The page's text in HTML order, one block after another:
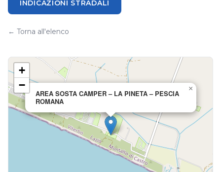
INDICAZIONI STRADALI
← Torna all'elenco
AREA SOSTA CAMPER – LA PINETA – PESCIA
ROMANA
×
+
−